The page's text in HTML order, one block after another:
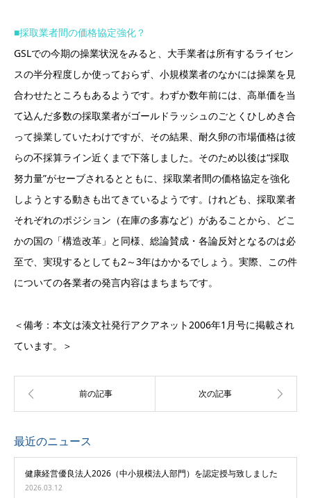
■採取業者間の価格協定強化？
GSLでの今期の操業状況をみると、大手業者は所有するライセン
スの半分程度しか使っておらず、小規模業者のなかには操業を見
合わせたところもあるようです。わずか数年前には、高単価を当
て込んだ多数の採取業者がゴールドラッシュのごとくひしめき合
って操業していたわけですが、その結果、耐久卵の市場価格は彼
らの不採算ライン近くまで下落しました。そのため以後は“採取
努力量”がセーブされるとともに、採取業者間の価格協定を強化
しようとする動きも出てきているようです。けれども、採取業者
それぞれのポジション（在庫の多寡など）があることから、どこ
かの国の「構造改革」と同様、総論賛成・各論反対となるのは必
至で、実現するとしても2～3年はかかるでしょう。実際、この件
についての各業者の発言内容はまちまちです。
＜備考：本文は湊文社発行アクアネット2006年1月号に掲載され
ています。＞
最近のニュース
健康経営優良法人2026（中小規模法人部門）を認定授与致しました
2026.03.12